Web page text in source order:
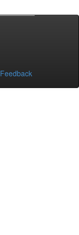
Feedback